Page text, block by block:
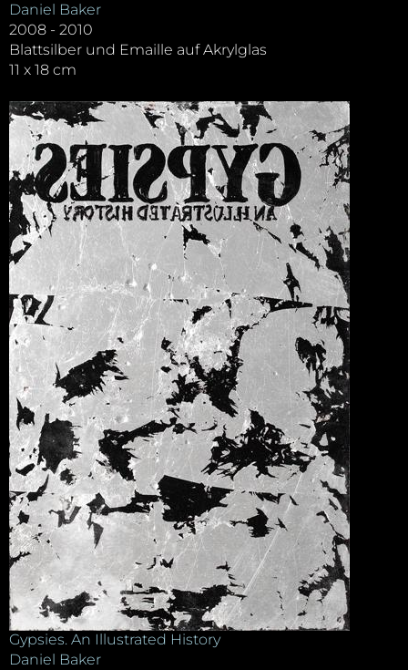
Daniel Baker
2008 - 2010
Blattsilber und Emaille auf Akrylglas
11 x 18 cm
Gypsies. An Illustrated History
Daniel Baker